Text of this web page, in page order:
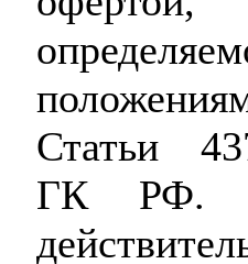
Статьи
ГК РФ.